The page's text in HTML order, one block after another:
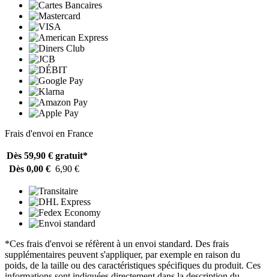
Frais d'envoi en France
Dès 59,90 € gratuit*
Dès 0,00 € 6,90 €
*Ces frais d'envoi se réfèrent à un envoi standard. Des frais
supplémentaires peuvent s'appliquer, par exemple en raison du
poids, de la taille ou des caractéristiques spécifiques du produit. Ces